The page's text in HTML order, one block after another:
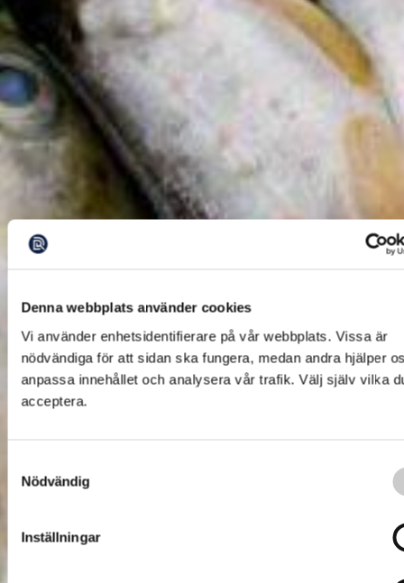
Denna webbplats använder cookies
Vi använder enhetsidentifierare på vår webbplats. Vissa är
nödvändiga för att sidan ska fungera, medan andra hjälper
anpassa innehållet och analysera vår trafik. Välj själv vilka
acceptera.
Nödvändig
Inställningar